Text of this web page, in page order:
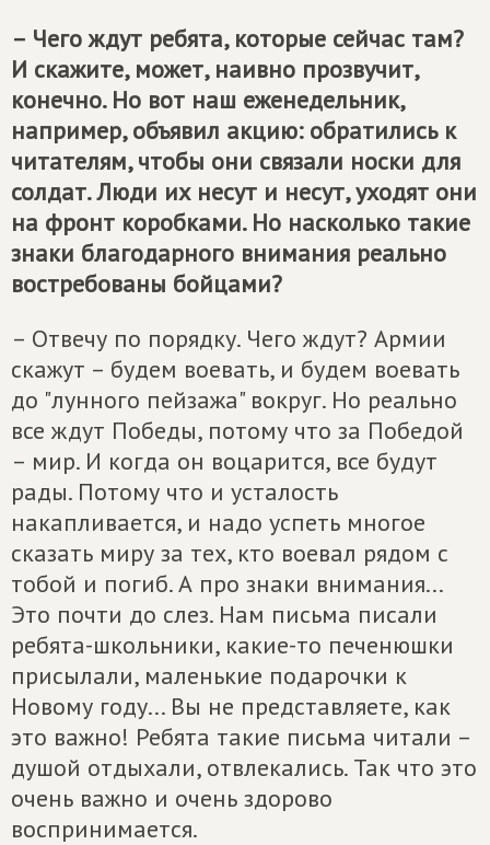
– Чего ждут ребята, которые сейчас там?
И скажите, может, наивно прозвучит,
конечно. Но вот наш еженедельник,
например, объявил акцию: обратились к
читателям, чтобы они связали носки для
солдат. Люди их несут и несут, уходят они
на фронт коробками. Но насколько такие
знаки благодарного внимания реально
востребованы бойцами?
– Отвечу по порядку. Чего ждут? Армии
скажут – будем воевать, и будем воевать
до "лунного пейзажа" вокруг. Но реально
все ждут Победы, потому что за Победой
– мир. И когда он воцарится, все будут
рады. Потому что и усталость
накапливается, и надо успеть многое
сказать миру за тех, кто воевал рядом с
тобой и погиб. А про знаки внимания...
Это почти до слез. Нам письма писали
ребята-школьники, какие-то печенюшки
присылали, маленькие подарочки к
Новому году... Вы не представляете, как
это важно! Ребята такие письма читали –
душой отдыхали, отвлекались. Так что это
очень важно и очень здорово
воспринимается.